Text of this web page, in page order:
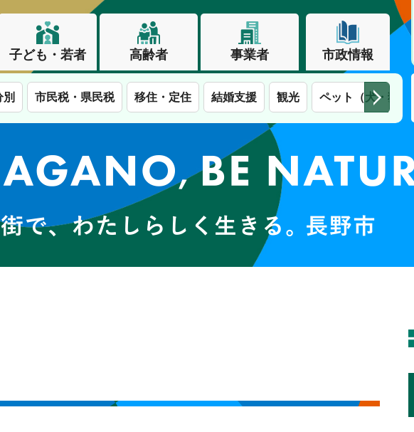
子ども・若者 高齢者 事業者 市政情報
別 市民税・県民税 移住・定住 結婚支援 観光 ペット（犬・猫）
この街で、わたしらしく生きる。長野市